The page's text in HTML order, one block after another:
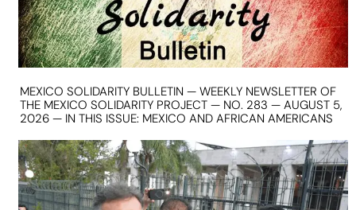
MEXICO SOLIDARITY BULLETIN — WEEKLY NEWSLETTER OF
THE MEXICO SOLIDARITY PROJECT — NO. 283 — AUGUST 5,
2026 — IN THIS ISSUE: MEXICO AND AFRICAN AMERICANS